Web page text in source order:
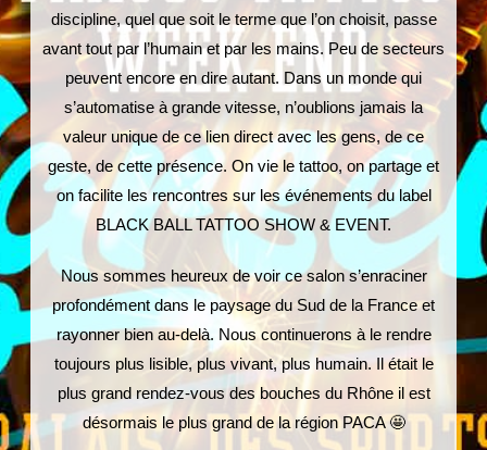
discipline, quel que soit le terme que l’on choisit, passe
avant tout par l’humain et par les mains. Peu de secteurs
peuvent encore en dire autant. Dans un monde qui
s’automatise à grande vitesse, n’oublions jamais la
valeur unique de ce lien direct avec les gens, de ce
geste, de cette présence. On vie le tattoo, on partage et
on facilite les rencontres sur les événements du label
BLACK BALL TATTOO SHOW & EVENT.
Nous sommes heureux de voir ce salon s’enraciner
profondément dans le paysage du Sud de la France et
rayonner bien au-delà. Nous continuerons à le rendre
toujours plus lisible, plus vivant, plus humain. Il était le
plus grand rendez-vous des bouches du Rhône il est
désormais le plus grand de la région PACA 🤩